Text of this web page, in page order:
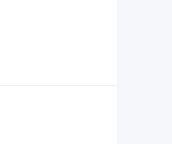
机务段新增两